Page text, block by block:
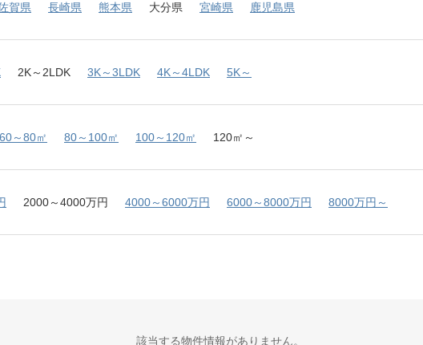
賀県 長崎県 熊本県 大分県 宮崎県 鹿児島県
2K～2LDK 3K～3LDK 4K～4LDK 5K～
60～80㎡ 80～100㎡ 100～120㎡ 120㎡～
2000～4000万円 4000～6000万円 6000～8000万円 8000万円～
該当する物件情報がありません。